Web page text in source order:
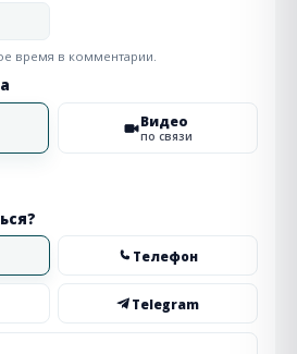
время в комментарии.
Видео
по связи
Телефон
Telegram